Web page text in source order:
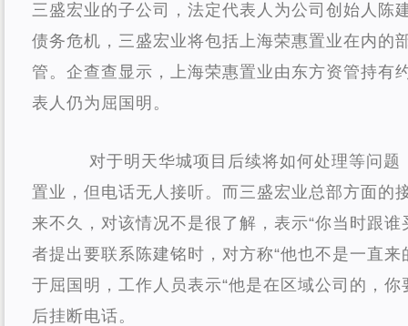
三盛宏业的子公司，法定代表人为公司创始人陈
债务危机，三盛宏业将包括上海荣惠置业在内的
管。企查查显示，上海荣惠置业由东方资管持有
表人仍为屈国明。
对于明天华城项目后续将如何处理等问
置业，但电话无人接听。而三盛宏业总部方面的
来不久，对该情况不是很了解，表示“你当时跟
者提出要联系陈建铭时，对方称“他也不是一直
于屈国明，工作人员表示“他是在区域公司的，
后挂断电话。